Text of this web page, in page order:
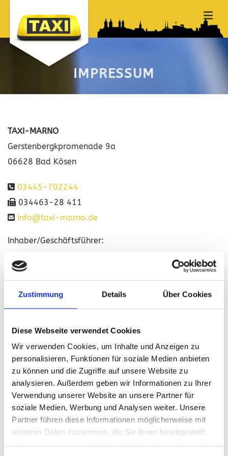
Zustimmung Details Über Cookies
Diese Webseite verwendet Cookies
Wir verwenden Cookies, um Inhalte und Anzeigen zu
personalisieren, Funktionen für soziale Medien anbieten
zu können und die Zugriffe auf unsere Website zu
analysieren. Außerdem geben wir Informationen zu Ihrer
Verwendung unserer Website an unsere Partner für
soziale Medien, Werbung und Analysen weiter. Unsere
Partner führen diese Informationen möglicherweise mit
weiteren Daten zusammen, die Sie ihnen bereitgestellt
IMPRESSUM
TA­XI-MAR­NO
Gers­ten­berg­kpro­me­na­de 9a
06628 Bad Kösen
 03445-702244
 034463-28 411
 info@​taxi-​marno.​de
In­ha­ber/Ge­schäfts­füh­rer:
USt.-ID: DE91076512846.
zur Bei­le­gung von Strei­tig­kei­ten zwi­schen Un­ter­neh­
dazu fin­den Sie unterhttps://​ec.​europa.​eu/​consumers/​
odr/
Wir be­tei­ligen uns nicht an einem Streit­bei­le­gungs­ver­
fah­ren vor einer Ver­brau­cher­schlich­tungs­stel­le.